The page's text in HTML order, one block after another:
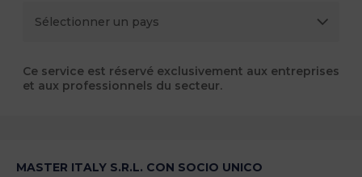
Ce service est réservé exclusivement aux entreprises
et aux professionnels du secteur.
MASTER ITALY S.R.L. CON SOCIO UNICO